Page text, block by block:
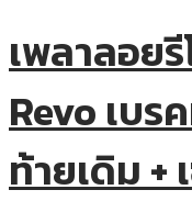
เพลาลอย
Revo เบร
ท้ายเดิม